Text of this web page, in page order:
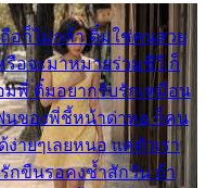
อก็ไม่กล้า ติ๋มใช่คนสวย
รือจะมาหมายร่วมชีวี ก็
มพี่ ติ๋มอยากรับรักเหมือน
นของพี่ชี้หน้าด่าทอ ก็คน
ายๆเลยหนอ แค่ตัวเรา
กขืนรอคงช้ำสักวัน ถ้า